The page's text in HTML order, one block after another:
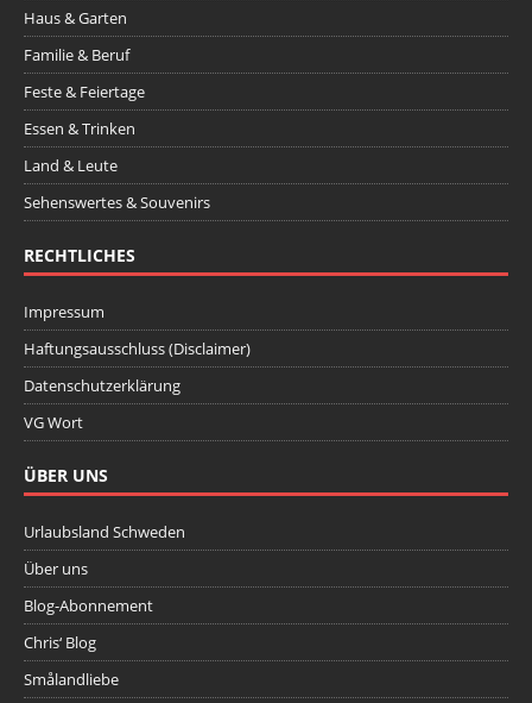
Haus & Garten
Familie & Beruf
Feste & Feiertage
Essen & Trinken
Land & Leute
Sehenswertes & Souvenirs
RECHTLICHES
Impressum
Haftungsausschluss (Disclaimer)
Datenschutzerklärung
VG Wort
ÜBER UNS
Urlaubsland Schweden
Über uns
Blog-Abonnement
Chris‘ Blog
Smålandliebe